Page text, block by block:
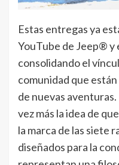
Estas entregas ya
YouTube de Jeep® y
consolidando el
comunidad que
de nuevas
vez más la idea de
la marca de las siete
diseñados para la